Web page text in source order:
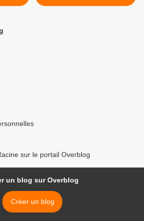
sur le portail Overblog
un blog sur Overblog
Créer un blog